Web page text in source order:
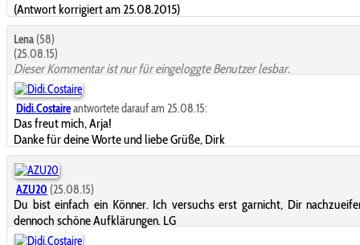
(Antwort korrigiert am 25.08.2015)
Lena (58)
(25.08.15)
Dieser Kommentar ist nur für eingeloggte Benutzer lesbar.
Didi.Costaireantwortete darauf am 25.08.15:
Das freut mich, Arja!
Danke für deine Worte und liebe Grüße, Dirk
AZU20 (25.08.15)
Du bist einfach ein Könner. Ich versuchs erst garnicht, Dir
dennoch schöne Aufklärungen. LG